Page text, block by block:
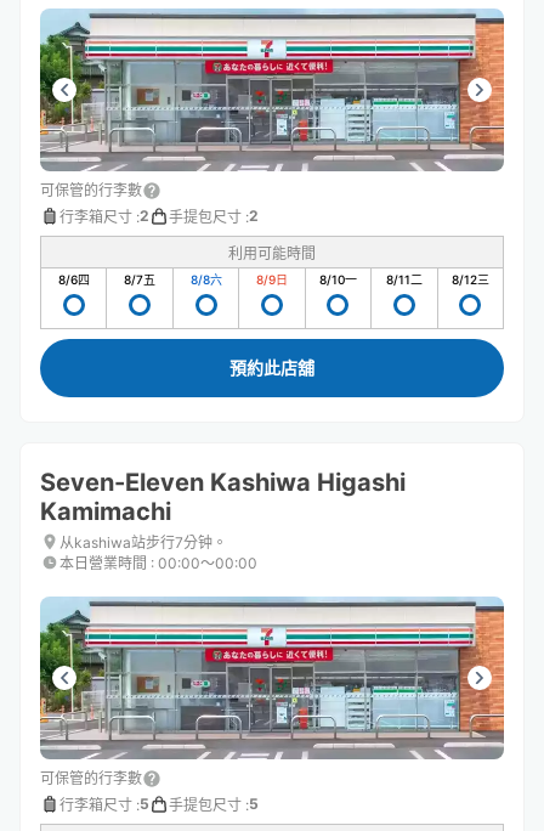
可保管的行李數
行李箱尺寸 :2 手提包尺寸 :2
利用可能時間
8/6四 8/7五 8/8六 8/9日 8/10一 8/11二 8/12三
預約此店舖
Seven-Eleven Kashiwa Higashi
Kamimachi
从kashiwa站步行7分钟。
本日營業時間 : 00:00〜00:00
可保管的行李數
行李箱尺寸 :5 手提包尺寸 :5